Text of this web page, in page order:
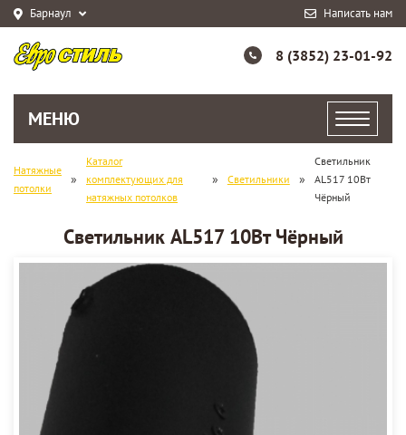
Барнаул Написать нам
8 (3852) 23-01-92
МЕНЮ
Натяжные
потолки
»
Каталог
комплектующих для
натяжных потолков
» Светильники »
Светильник
AL517 10Вт
Чёрный
Светильник AL517 10Вт Чёрный